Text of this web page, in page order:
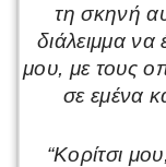
τη σκηνή
διάλειμμα να
μου, με τους
σε εμένα
“Κορίτσι